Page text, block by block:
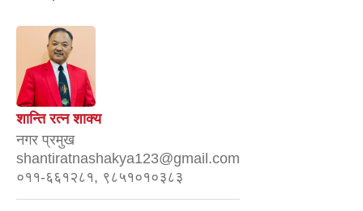
शान्ति रत्न शाक्य
नगर प्रमुख
shantiratnashakya123@gmail.com
०११-६६१२८१, ९८५१०१०३८३